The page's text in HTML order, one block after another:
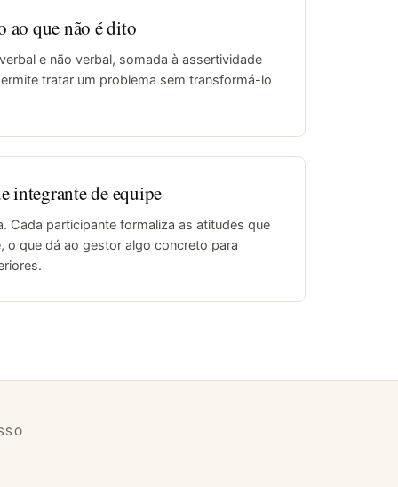
ao que não é dito
e não verbal, somada à assertividade
tratar um problema sem transformá-lo
integrante de equipe
Cada participante formaliza as atitudes que
o que dá ao gestor algo concreto para